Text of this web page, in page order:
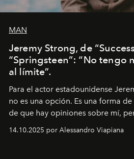
MAN
Jeremy Strong, de
“Springsteen”: “No tengo
al límite”.
Para el actor estadounidense
no es una opción. Es una forma
de que hay opiniones sobre mí,
pérdida de tiempo", afirma.
14.10.2025 por Alessandro Viapiana